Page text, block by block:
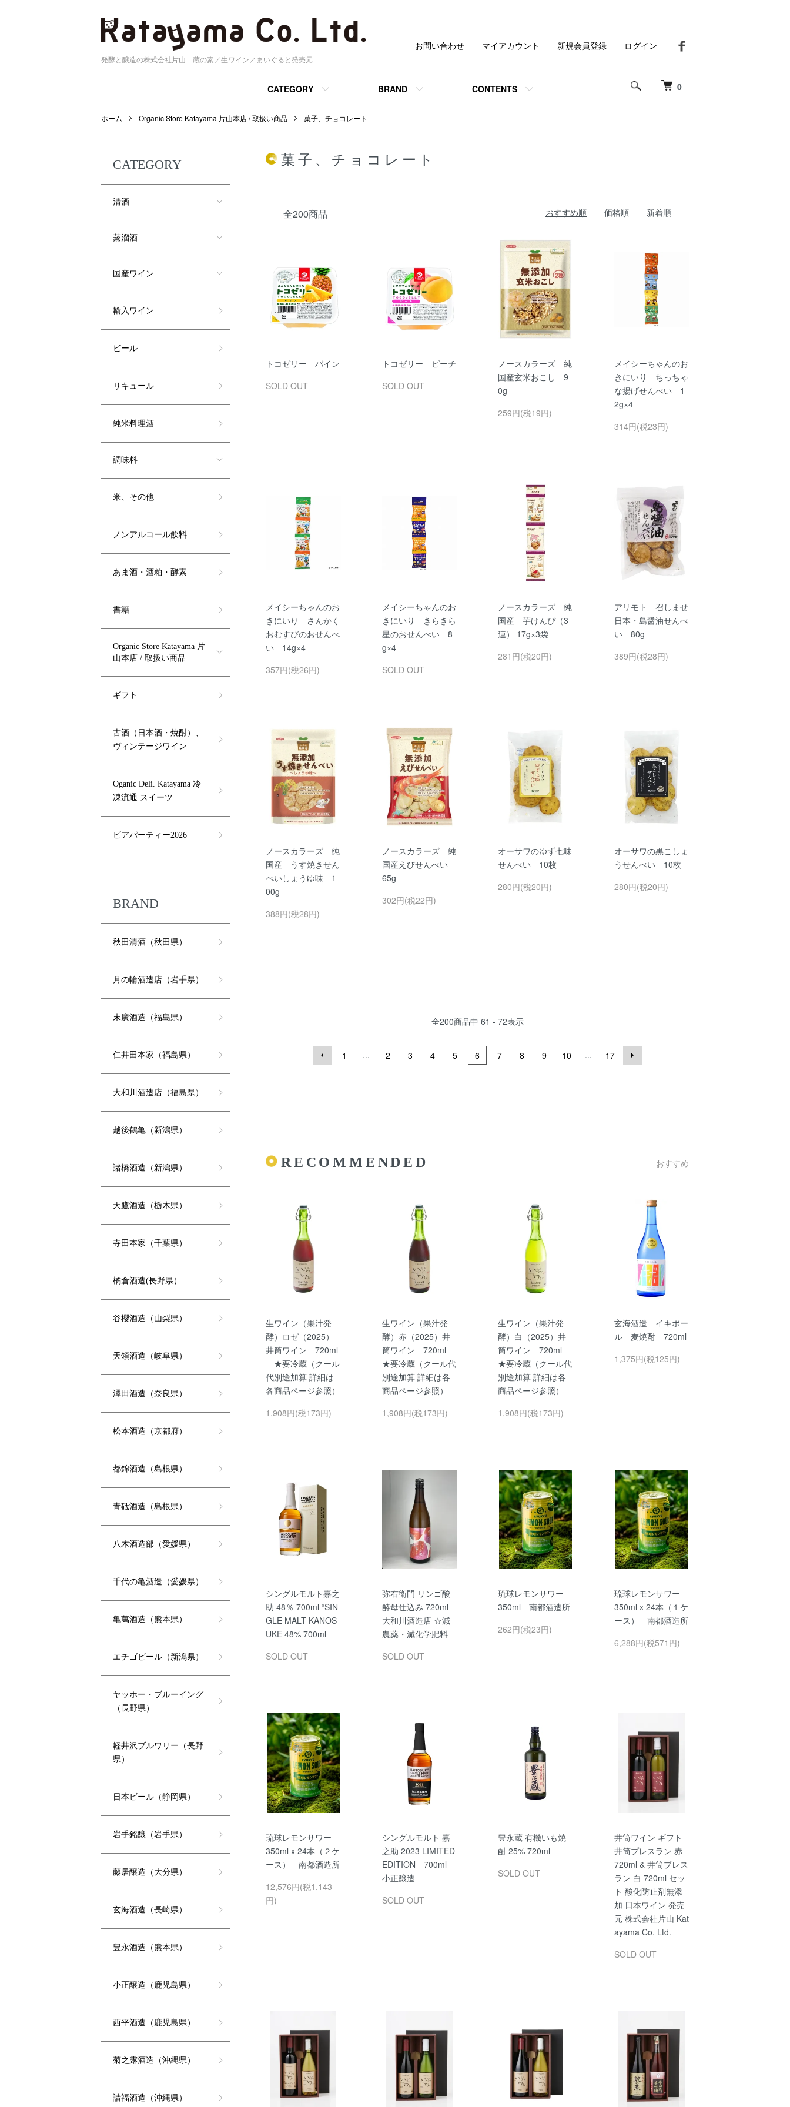
発酵と醸造の株式会社片山 蔵の素／生ワイン／まいぐると発売元
0
CATEGORY BRAND CONTENTS
お問い合わせ マイアカウント 新規会員登録 ログイン
ホーム Organic Store Katayama 片山本店 / 取扱い商品 菓子、チョコレート
菓子、チョコレート
全200商品 おすすめ順 価格順 新着順
トコゼリー パイン
SOLD OUT
トコゼリー ピーチ
SOLD OUT
ノースカラーズ 純
国産玄米おこし 9
0g
259円(税19円)
メイシーちゃんのお
きにいり ちっちゃ
な揚げせんべい 1
2g×4
314円(税23円)
メイシーちゃんのお
きにいり さんかく
おむすびのおせんべ
い 14g×4
357円(税26円)
メイシーちゃんのお
きにいり きらきら
星のおせんべい 8
g×4
SOLD OUT
ノースカラーズ 純
国産 芋けんぴ（3
連） 17g×3袋
281円(税20円)
アリモト 召しませ
日本・島醤油せんべ
い 80g
389円(税28円)
ノースカラーズ 純
国産 うす焼きせん
べいしょうゆ味 1
00g
388円(税28円)
ノースカラーズ 純
国産えびせんべい
65g
302円(税22円)
オーサワのゆず七味
せんべい 10枚
280円(税20円)
オーサワの黒こしょ
うせんべい 10枚
280円(税20円)
全200商品中 61 - 72表示
1 ... 2 3 4 5 6 7 8 9 10 ... 17
RECOMMENDED おすすめ
生ワイン（果汁発
酵）ロゼ（2025）
井筒ワイン 720ml
★要冷蔵（クール
代別途加算 詳細は
各商品ページ参照）
1,908円(税173円)
生ワイン（果汁発
酵）赤（2025）井
筒ワイン 720ml
★要冷蔵（クール代
別途加算 詳細は各
商品ページ参照）
1,908円(税173円)
生ワイン（果汁発
酵）白（2025）井
筒ワイン 720ml
★要冷蔵（クール代
別途加算 詳細は各
商品ページ参照）
1,908円(税173円)
玄海酒造 イキボー
ル 麦焼酎 720ml
1,375円(税125円)
シングルモルト嘉之
助 48％ 700ml “SIN
GLE MALT KANOS
UKE 48% 700ml
SOLD OUT
弥右衛門 リンゴ酸
酵母仕込み 720ml
大和川酒造店 ☆減
農薬・減化学肥料
SOLD OUT
琉球レモンサワー
350ml 南都酒造所
262円(税23円)
琉球レモンサワー
350ml x 24本（１ケ
ース） 南都酒造所
6,288円(税571円)
琉球レモンサワー
350ml x 24本（２ケ
ース） 南都酒造所
12,576円(税1,143
円)
シングルモルト 嘉
之助 2023 LIMITED
EDITION 700ml
小正醸造
SOLD OUT
豊永蔵 有機いも焼
酎 25% 720ml
SOLD OUT
井筒ワイン ギフト
井筒プレスラン 赤
720ml & 井筒プレス
ラン 白 720ml セッ
ト 酸化防止剤無添
加 日本ワイン 発売
元 株式会社片山 Kat
ayama Co. Ltd.
SOLD OUT
CATEGORY
清酒
蒸溜酒
国産ワイン
輸入ワイン
ビール
リキュール
純米料理酒
調味料
米、その他
ノンアルコール飲料
あま酒・酒粕・酵素
書籍
Organic Store Katayama 片
山本店 / 取扱い商品
ギフト
古酒（日本酒・焼酎）、
ヴィンテージワイン
Oganic Deli. Katayama 冷
凍流通 スイーツ
ビアパーティー2026
BRAND
秋田清酒（秋田県）
月の輪酒造店（岩手県）
末廣酒造（福島県）
仁井田本家（福島県）
大和川酒造店（福島県）
越後鶴亀（新潟県）
諸橋酒造（新潟県）
天鷹酒造（栃木県）
寺田本家（千葉県）
橘倉酒造(長野県）
谷櫻酒造（山梨県）
天領酒造（岐阜県）
澤田酒造（奈良県）
松本酒造（京都府）
都錦酒造（島根県）
青砥酒造（島根県）
八木酒造部（愛媛県）
千代の亀酒造（愛媛県）
亀萬酒造（熊本県）
エチゴビール（新潟県）
ヤッホー・ブルーイング
（長野県）
軽井沢ブルワリー（長野
県）
日本ビール（静岡県）
岩手銘醸（岩手県）
藤居醸造（大分県）
玄海酒造（長崎県）
豊永酒造（熊本県）
小正醸造（鹿児島県）
西平酒造（鹿児島県）
菊之露酒造（沖縄県）
請福酒造（沖縄県）